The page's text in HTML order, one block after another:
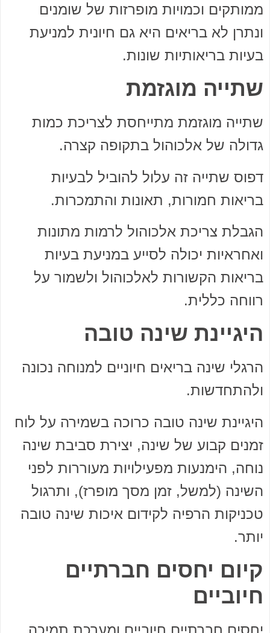
ממותקים וכמויות מופרזות של שומנים
ונתרן לא בריאים היא גם חיונית למניעת
בעיות בריאותיות שונות.
שתייה מוגזמת
שתייה מוגזמת מתייחסת לצריכת כמות
גדולה של אלכוהול בתקופה קצרה.
דפוס שתייה זה עלול להוביל לבעיות
בריאות חמורות, תאונות והתמכרות.
הגבלת צריכת אלכוהול לרמות מתונות
ואחראיות יכולה לסייע במניעת בעיות
בריאות הקשורות לאלכוהול ולשמור על
רווחה כללית.
היגיינת שינה טובה
הרגלי שינה בריאים חיוניים למנוחה נכונה
ולהתחדשות.
היגיינת שינה טובה כרוכה בשמירה על לוח
זמנים קבוע של שינה, יצירת סביבת שינה
נוחה, הימנעות מפעילויות מעוררות לפני
השינה (למשל, זמן מסך מופרז), ותרגול
טכניקות הרפיה לקידום איכות שינה טובה
יותר.
קיום יחסים חברתיים
חיוביים